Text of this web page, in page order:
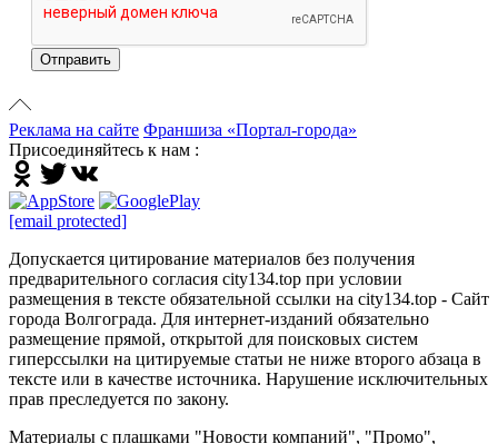
Отправить
Реклама на сайте Франшиза «Портал-города»
Присоединяйтесь к нам :
[email protected]
Допускается цитирование материалов без получения
предварительного согласия city134.top при условии
размещения в тексте обязательной ссылки на city134.top - Сайт
города Волгограда. Для интернет-изданий обязательно
размещение прямой, открытой для поисковых систем
гиперссылки на цитируемые статьи не ниже второго абзаца в
тексте или в качестве источника. Нарушение исключительных
прав преследуется по закону.
Материалы с плашками "Новости компаний", "Промо",